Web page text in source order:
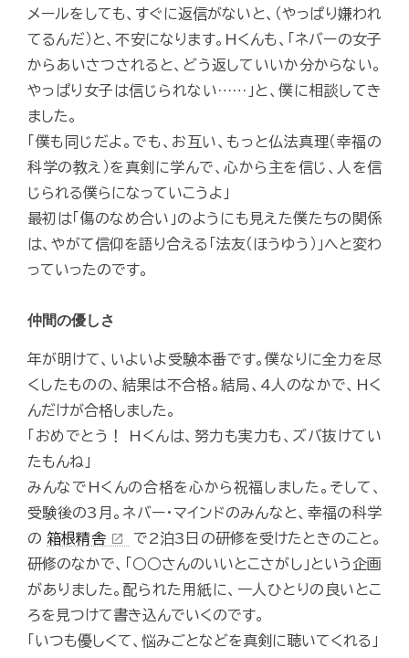
メールをしても、すぐに返信がないと、（やっぱり嫌われ
てるんだ）と、不安になります。Hくんも、「ネバーの女子
からあいさつされると、どう返していいか分からない。
やっぱり女子は信じられない……」と、僕に相談してき
ました。
「僕も同じだよ。でも、お互い、もっと仏法真理（幸福の
科学の教え）を真剣に学んで、心から主を信じ、人を信
じられる僕らになっていこうよ」
最初は「傷のなめ合い」のようにも見えた僕たちの関係
は、やがて信仰を語り合える「法友（ほうゆう）」へと変わ
っていったのです。
仲間の優しさ
年が明けて、いよいよ受験本番です。僕なりに全力を尽
くしたものの、結果は不合格。結局、4人のなかで、Hく
んだけが合格しました。
「おめでとう！ Hくんは、努力も実力も、ズバ抜けてい
たもんね」
みんなでHくんの合格を心から祝福しました。そして、
受験後の3月。ネバー・マインドのみんなと、幸福の科学
の 箱根精舎 open_in_new
で2泊3日の研修を受けたときのこと。
研修のなかで、「○○さんのいいとこさがし」という企画
がありました。配られた用紙に、一人ひとりの良いとこ
ろを見つけて書き込んでいくのです。
「いつも優しくて、悩みごとなどを真剣に聴いてくれる」